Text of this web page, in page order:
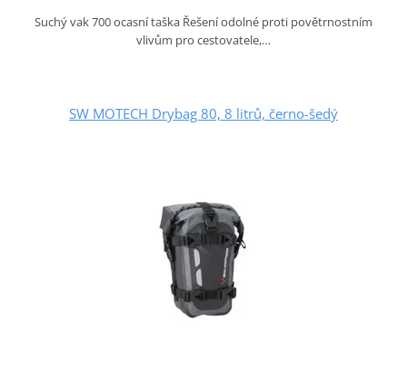
Suchý vak 700 ocasní taška Řešení odolné proti povětrnostním
vlivům pro cestovatele,…
SW MOTECH Drybag 80, 8 litrů, černo-šedý